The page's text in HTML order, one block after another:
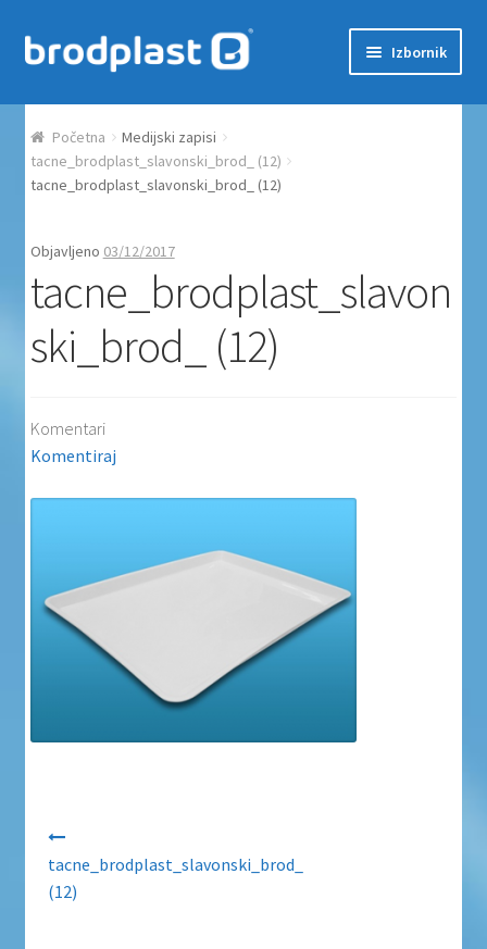
Preskoči na navigaciju
Skoči do sadržaja Izbornik
Početna
Auction Dashboard
Košarica
Moj račun
Proizvodi
Uvjeti poslovanja
Uvjeti poslovanja
Zaštita privatnosti
Zaštita privatnosti i uvjeti poslovanja
Početna
Medijski zapisi
tacne_brodplast_slavonski_brod_ (12)
tacne_brodplast_slavonski_brod_ (12)
Objavljeno 03/12/2017
tacne_brodplast_slavon
ski_brod_ (12)
Komentari
Komentiraj
tacne_brodplast_slavonski_brod_
(12)